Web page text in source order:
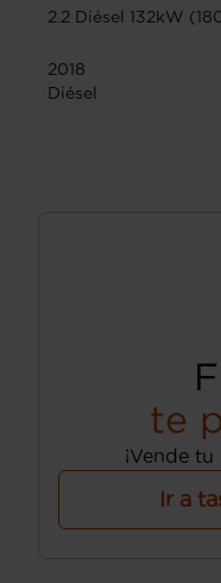
2.2 Diésel 132kW
2018
Diésel
te
¡Vende
Ir a